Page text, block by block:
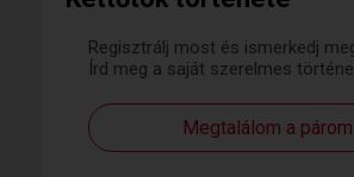
Regisztrálj most és ismerkedj
Írd meg a saját szerelmes
Megtalálom a párom